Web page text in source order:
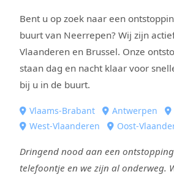
Bent u op zoek naar een
buurt van Neerrepen? Wij zijn
Vlaanderen en Brussel. Onze
staan dag en nacht klaar voor
bij u in de buurt.
Vlaams-Brabant Antwerpen
West-Vlaanderen
Oost-
Dringend nood aan een
telefoontje en we zijn al onderweg.